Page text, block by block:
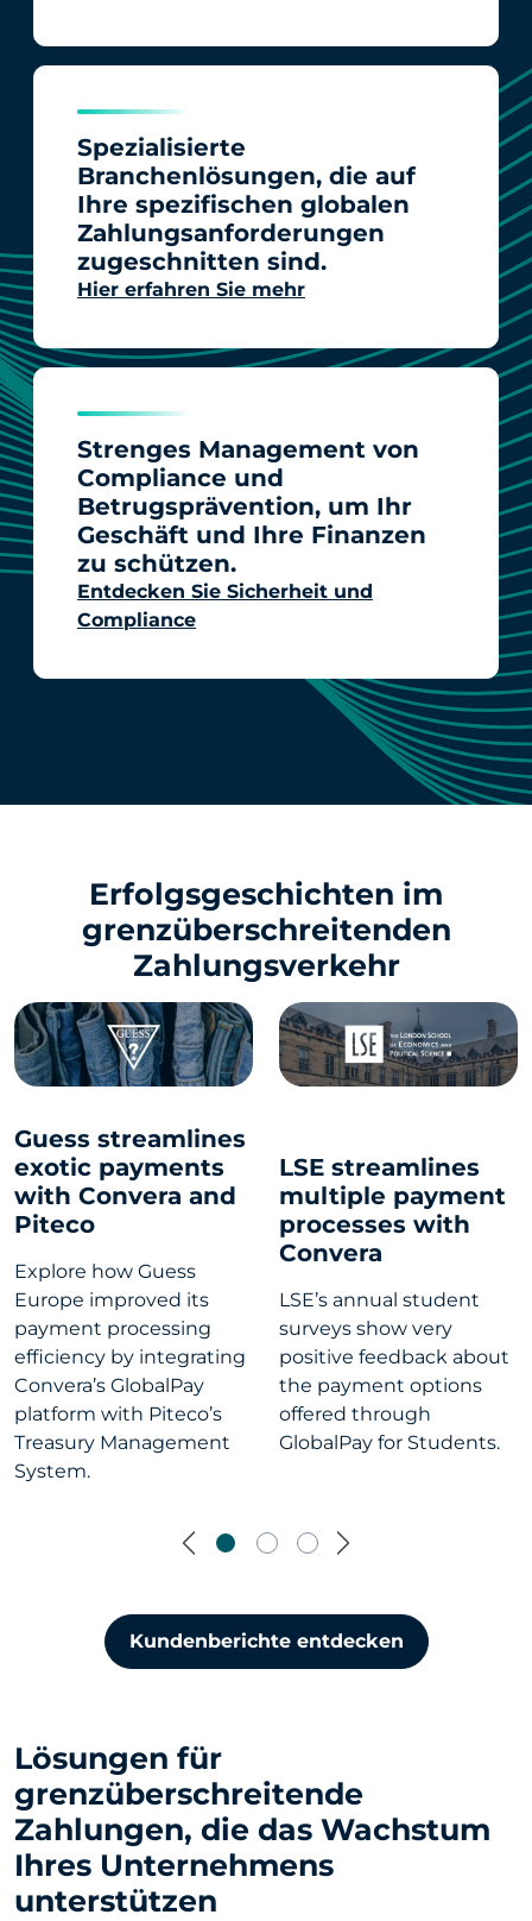
Spezialisierte
Branchenlösungen, die auf
Ihre spezifischen globalen
Zahlungsanforderungen
zugeschnitten sind.
Hier erfahren Sie mehr
Strenges Management von
Compliance und
Betrugsprävention, um Ihr
Geschäft und Ihre Finanzen
zu schützen.
Entdecken Sie Sicherheit und
Compliance
Erfolgsgeschichten im
grenzüberschreitenden
Zahlungsverkehr
Guess streamlines
exotic payments
with Convera and
Piteco
Explore how Guess
Europe improved its
payment processing
efficiency by integrating
Convera’s GlobalPay
platform with Piteco’s
Treasury Management
System.
LSE streamlines
multiple payment
processes with
Convera
LSE’s annual student
surveys show very
positive feedback about
the payment options
offered through
GlobalPay for Students.
Previous Next
Kundenberichte entdecken
Lösungen für
grenzüberschreitende
Zahlungen, die das Wachstum
Ihres Unternehmens
unterstützen